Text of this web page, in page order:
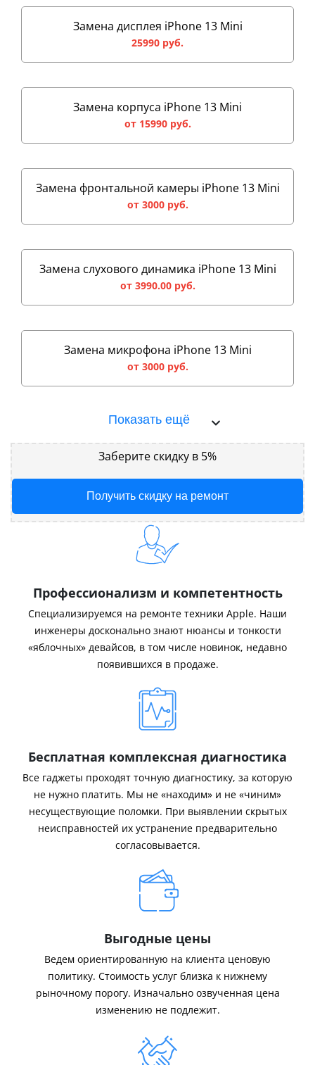
Замена дисплея iPhone 13 Mini
25990 руб.
Замена корпуса iPhone 13 Mini
от 15990 руб.
Замена фронтальной камеры iPhone 13 Mini
от 3000 руб.
Замена слухового динамика iPhone 13 Mini
от 3990.00 руб.
Замена микрофона iPhone 13 Mini
от 3000 руб.
Показать ещё
Заберите скидку в 5%
Получить скидку на ремонт
Профессионализм и компетентность
Специализируемся на ремонте техники Apple. Наши
инженеры досконально знают нюансы и тонкости
«яблочных» девайсов, в том числе новинок, недавно
появившихся в продаже.
Бесплатная комплексная диагностика
Все гаджеты проходят точную диагностику, за которую
не нужно платить. Мы не «находим» и не «чиним»
несуществующие поломки. При выявлении скрытых
неисправностей их устранение предварительно
согласовывается.
Выгодные цены
Ведем ориентированную на клиента ценовую
политику. Стоимость услуг близка к нижнему
рыночному порогу. Изначально озвученная цена
изменению не подлежит.